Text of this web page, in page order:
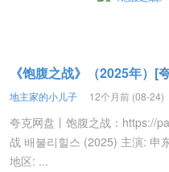
《饱腹之战》（2025年）[
地主家的小儿子 12个月前 (08-24)
夸克网盘丨饱腹之战：https://
战 배불리힐스 (2025) 主演: 申
地区: ...